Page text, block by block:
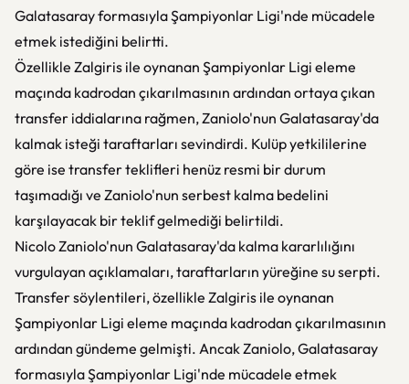
Galatasaray formasıyla Şampiyonlar Ligi'nde mücadele
etmek istediğini belirtti.
Özellikle Zalgiris ile oynanan Şampiyonlar Ligi eleme
maçında kadrodan çıkarılmasının ardından ortaya çıkan
transfer iddialarına rağmen, Zaniolo'nun Galatasaray'da
kalmak isteği taraftarları sevindirdi. Kulüp yetkililerine
göre ise transfer teklifleri henüz resmi bir durum
taşımadığı ve Zaniolo'nun serbest kalma bedelini
karşılayacak bir teklif gelmediği belirtildi.
Nicolo Zaniolo'nun Galatasaray'da kalma kararlılığını
vurgulayan açıklamaları, taraftarların yüreğine su serpti.
Transfer söylentileri, özellikle Zalgiris ile oynanan
Şampiyonlar Ligi eleme maçında kadrodan çıkarılmasının
ardından gündeme gelmişti. Ancak Zaniolo, Galatasaray
formasıyla Şampiyonlar Ligi'nde mücadele etmek